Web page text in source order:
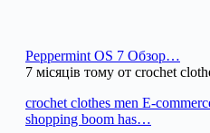
Peppermint OS 7 Обзор…
7 місяців тому от crochet
crochet clothes men E-
shopping boom has…